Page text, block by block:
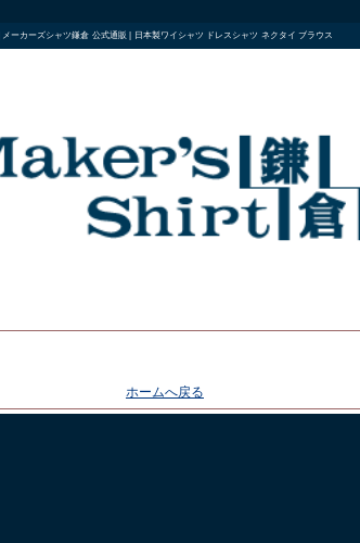
| メーカーズシャツ鎌倉 公式通販 | 日本製ワイシャツ ドレスシャツ ネクタイ ブラウス
ホームへ戻る